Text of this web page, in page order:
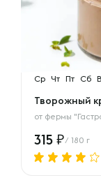
Ср Чт Пт Сб
Творожный
от фермы
315 / 180 г